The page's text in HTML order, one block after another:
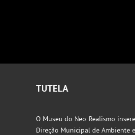
TUTELA
O Museu do Neo-Realismo
Direção Municipal de Ambiente